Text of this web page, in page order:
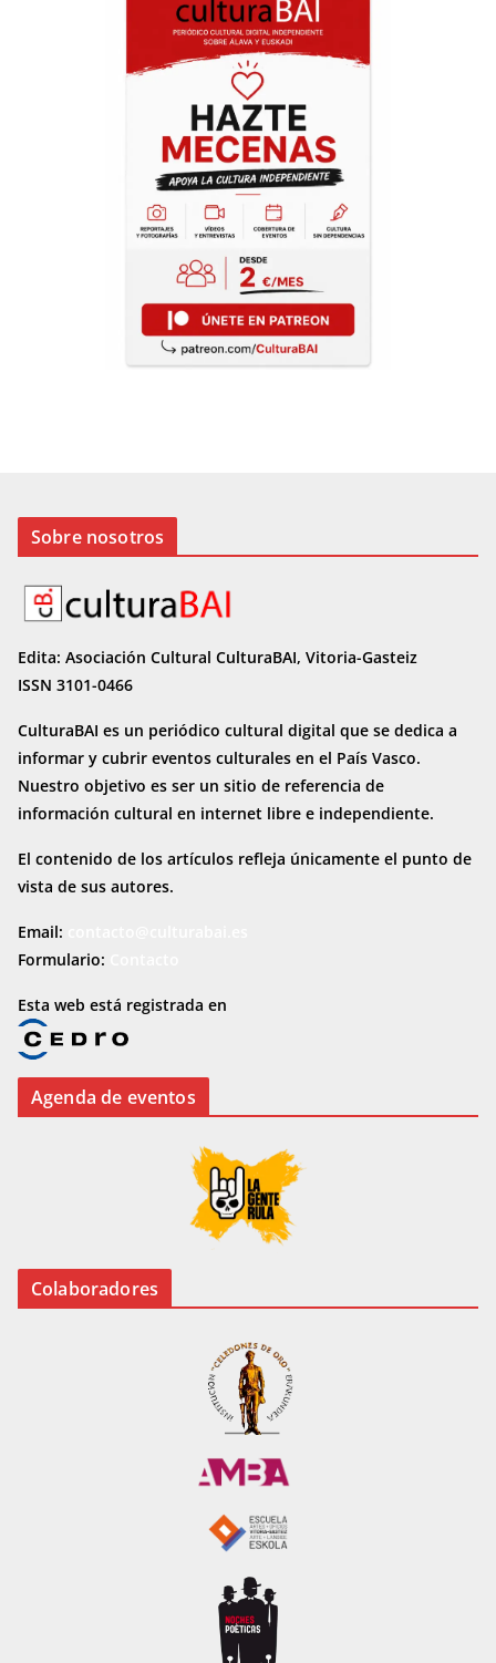
Sobre nosotros
Edita: Asociación Cultural CulturaBAI, Vitoria-Gasteiz
ISSN 3101-0466
CulturaBAI es un periódico cultural digital que se dedica a
informar y cubrir eventos culturales en el País Vasco.
Nuestro objetivo es ser un sitio de referencia de
información cultural en internet libre e independiente.
El contenido de los artículos refleja únicamente el punto de
vista de sus autores.
Email:
Formulario:
Esta web está registrada en
Agenda de eventos
Colaboradores